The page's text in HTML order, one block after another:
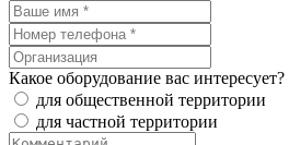
Какое оборудование вас интересует?
для общественной территории
для частной территории